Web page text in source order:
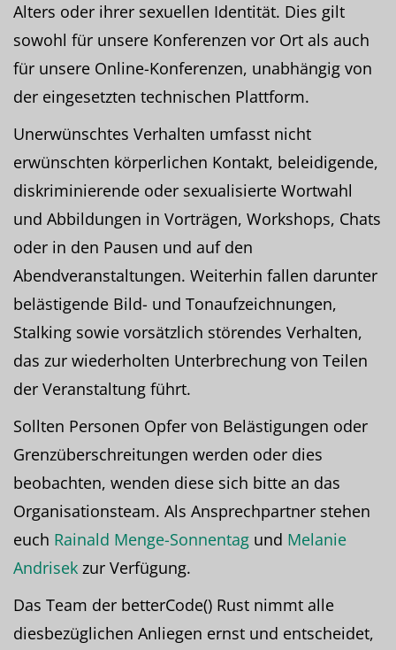
Alters oder ihrer sexuellen Identität. Dies gilt
sowohl für unsere Konferenzen vor Ort als auch
für unsere Online-Konferenzen, unabhängig von
der eingesetzten technischen Plattform.
Unerwünschtes Verhalten umfasst nicht
erwünschten körperlichen Kontakt, beleidigende,
diskriminierende oder sexualisierte Wortwahl
und Abbildungen in Vorträgen, Workshops, Chats
oder in den Pausen und auf den
Abendveranstaltungen. Weiterhin fallen darunter
belästigende Bild- und Tonaufzeichnungen,
Stalking sowie vorsätzlich störendes Verhalten,
das zur wiederholten Unterbrechung von Teilen
der Veranstaltung führt.
Sollten Personen Opfer von Belästigungen oder
Grenzüberschreitungen werden oder dies
beobachten, wenden diese sich bitte an das
Organisationsteam. Als Ansprechpartner stehen
euch Rainald Menge-Sonnentag und Melanie
Andrisek zur Verfügung.
Das Team der betterCode() Rust nimmt alle
diesbezüglichen Anliegen ernst und entscheidet,